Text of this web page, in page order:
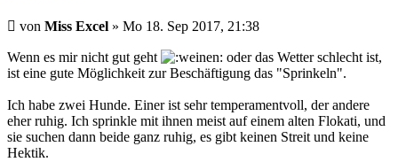
Beitrag
von Miss Excel » Mo 18. Sep 2017, 21:38
Wenn es mir nicht gut geht
oder das Wetter schlecht ist,
ist eine gute Möglichkeit zur Beschäftigung das "Sprinkeln".
Ich habe zwei Hunde. Einer ist sehr temperamentvoll, der andere
eher ruhig. Ich sprinkle mit ihnen meist auf einem alten Flokati, und
sie suchen dann beide ganz ruhig, es gibt keinen Streit und keine
Hektik.